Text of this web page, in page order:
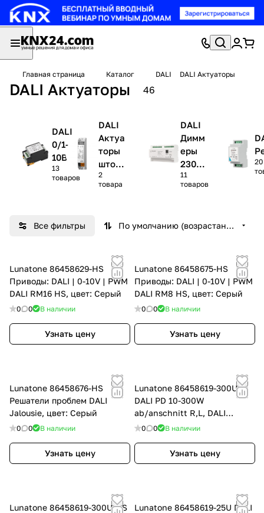
Главная страница Каталог DALI DALI Актуаторы
DALI Актуаторы 46
DALI
0/1-
10В
13
товаров
DALI
Актуа
торы
штор/
жалюз
и
2
товара
DALI
Димм
еры
230В/
TRIAC
11
товаров
20
Все фильтры По умолчанию (возрастание)
Lunatone 86458629-HS
Приводы: DALI | 0-10V | PWM
DALI RM16 HS, цвет: Серый
0 0 В наличии
Узнать цену
Lunatone 86458675-HS
Приводы: DALI | 0-10V | PWM
DALI RM8 HS, цвет: Серый
0 0 В наличии
Узнать цену
Lunatone 86458676-HS
Решатели проблем DALI
Jalousie, цвет: Серый
0 0 В наличии
Узнать цену
Lunatone 86458619-300U
DALI PD 10-300W
ab/anschnitt R,L, DALI
диммер фазосдвигающий 10-
0 0 В наличии
Узнать цену
Lunatone 86458619-300U-HS
Lunatone 86458619-25U DALI